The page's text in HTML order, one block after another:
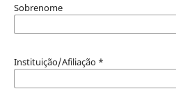
Sobrenome
Instituição/Afiliação *